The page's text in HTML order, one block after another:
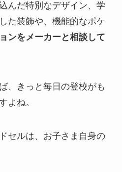
んだ特別なデザイン、学
た装飾や、機能的なポケ
ンをメーカーと相談して
、きっと毎日の登校がも
よね。
セルは、お子さま自身の